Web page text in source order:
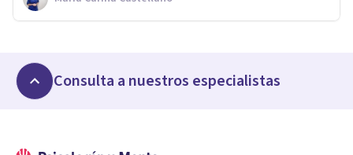
Consulta a nuestros especialistas